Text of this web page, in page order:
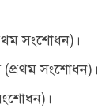
সংশোধন)।
(প্রথম সংশোধন)।